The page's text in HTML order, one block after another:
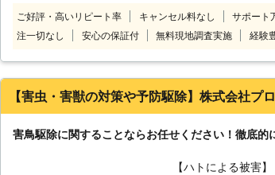
に対策もできます。 施工後には3年のアフターフォローをつけているので、
再発の不安がある
ら、まずはご相談
ご好評・高いリピート率 キャンセル料なし サポート
注一切なし
安心の保証付 無料現地調査実施 経験
【害虫・害獣の対策や予防駆除】株式会社プ
害鳥駆除に関することならお任せください！徹底的
【ハトによる被害